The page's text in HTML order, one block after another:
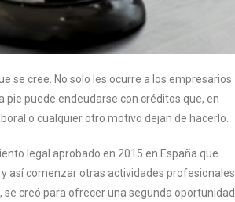
se cree. No solo les ocurre a los empresarios
puede endeudarse con créditos que, en
o cualquier otro motivo dejan de hacerlo.
legal aprobado en 2015 en España que
así comenzar otras actividades profesionales
se creó para ofrecer una segunda oportunidad